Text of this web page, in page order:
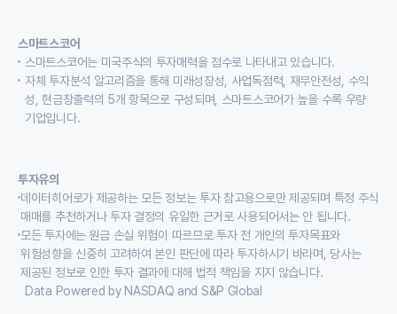
스마트스코어
스마트스코어는 미국주식의 투자매력을 점수로 나타내고 있습니다.
자체 투자분석 알고리즘을 통해 미래성장성, 사업독점력, 재무안전성, 수익
성, 현금창출력의 5개 항목으로 구성되며, 스마트스코어가 높을 수록 우량
기업입니다.
투자유의
데이터히어로가 제공하는 모든 정보는 투자 참고용으로만 제공되며 특정 주식
매매를 추천하거나 투자 결정의 유일한 근거로 사용되어서는 안 됩니다.
모든 투자에는 원금 손실 위험이 따르므로 투자 전 개인의 투자목표와
위험성향을 신중히 고려하여 본인 판단에 따라 투자하시기 바라며, 당사는
제공된 정보로 인한 투자 결과에 대해 법적 책임을 지지 않습니다.
Data Powered by NASDAQ and S&P Global